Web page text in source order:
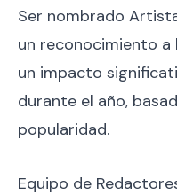
Ser nombrado
un reconocimiento
un impacto
durante el año,
popularidad.
Equipo de